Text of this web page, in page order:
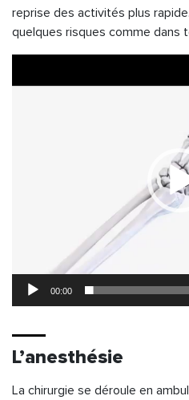
reprise des activités plus
quelques risques comme dans
vidéo
00:00
L’anesthésie
La chirurgie se déroule en